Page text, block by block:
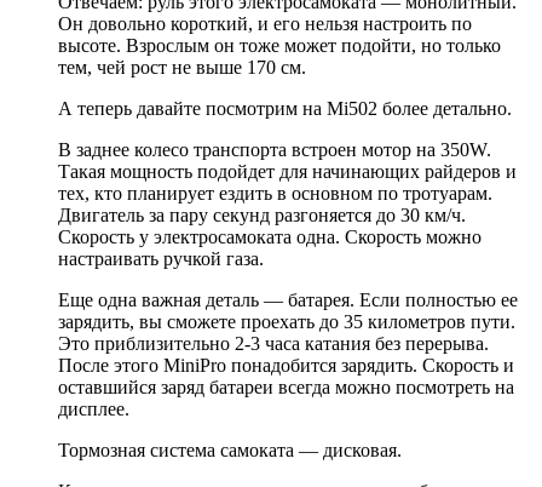
Он довольно короткий, и его нельзя настроить по
высоте. Взрослым он тоже может подойти, но только
тем, чей рост не выше 170 см.
А теперь давайте посмотрим на Mi502 более детально.
В заднее колесо транспорта встроен мотор на 350W.
Такая мощность подойдет для начинающих райдеров и
тех, кто планирует ездить в основном по тротуарам.
Двигатель за пару секунд разгоняется до 30 км/ч.
Скорость у электросамоката одна. Скорость можно
настраивать ручкой газа.
Еще одна важная деталь — батарея. Если полностью ее
зарядить, вы сможете проехать до 35 километров пути.
Это приблизительно 2-3 часа катания без перерыва.
После этого MiniPro понадобится зарядить. Скорость и
оставшийся заряд батареи всегда можно посмотреть на
дисплее.
Тормозная система самоката — дисковая.